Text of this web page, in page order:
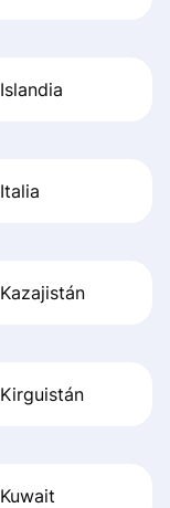
Islandia
Italia
Kazajistán
Kirguistán
Kuwait